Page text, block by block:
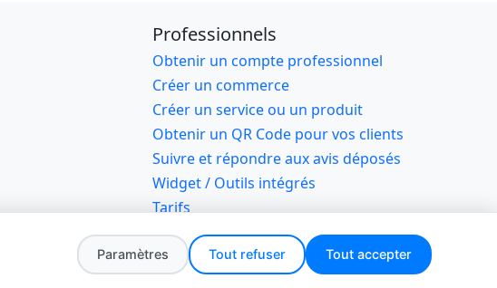
Professionnels
Obtenir un compte professionnel
Créer un commerce
Créer un service ou un produit
Obtenir un QR Code pour vos clients
Suivre et répondre aux avis déposés
Widget / Outils intégrés
Tarifs
réservésParamètres Tout refuser Tout accepter